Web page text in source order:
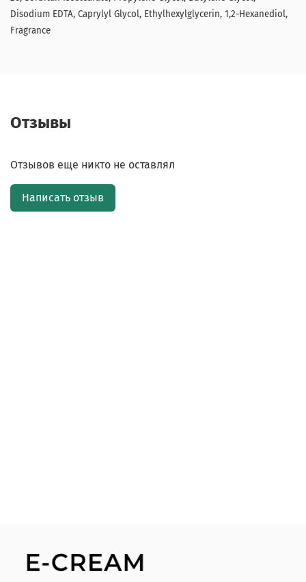
Disodium EDTA, Caprylyl Glycol, Ethylhexylglycerin, 1,2-Hexanediol,
Fragrance
Отзывы
Отзывов еще никто не оставлял
Написать отзыв